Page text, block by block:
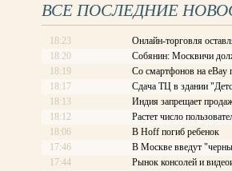
ВСЕ ПОСЛЕДНИЕ
18:23
Онлайн-торговля
18:20
Собянин: Москвичи
18:19
Со смартфонов на eBay
18:17
Сдача ТЦ в здании
18:13
Индия запрещает
18:12
Растет число
18:06
В Hoff погиб ребенок
17:46
В Москве введут
17:44
Рынок консолей и